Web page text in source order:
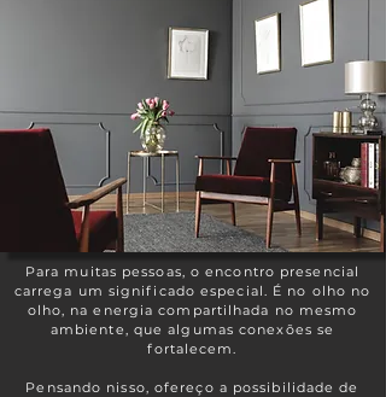
Para muitas pessoas, o encontro presencial
carrega um significado especial. É no olho no
olho, na energia compartilhada no mesmo
ambiente, que algumas conexões se
fortalecem.
Pensando nisso, ofereço a possibilidade de